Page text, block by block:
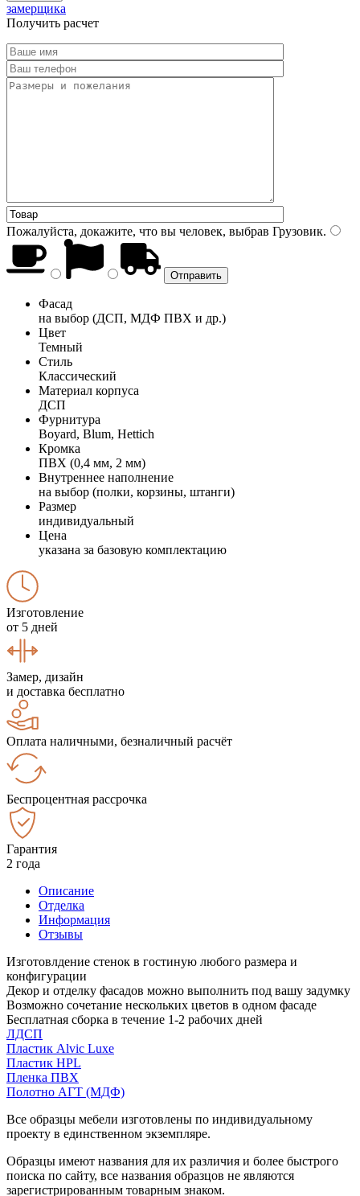
замерщика
Получить расчет
Пожалуйста, докажите, что вы человек, выбрав Грузовик.
Фасад
на выбор (ДСП, МДФ ПВХ и др.)
Цвет
Темный
Стиль
Классический
Материал корпуса
ДСП
Фурнитура
Boyard, Blum, Hettich
Кромка
ПВХ (0,4 мм, 2 мм)
Внутреннее наполнение
на выбор (полки, корзины, штанги)
Размер
индивидуальный
Цена
указана за базовую комплектацию
Изготовление
от 5 дней
Замер, дизайн
и доставка бесплатно
Оплата наличными, безналичный расчёт
Беспроцентная рассрочка
Гарантия
2 года
Описание
Отделка
Информация
Отзывы
Изготовлдение стенок в гостиную любого размера и
конфигурации
Декор и отделку фасадов можно выполнить под вашу задумку
Возможно сочетание нескольких цветов в одном фасаде
Бесплатная сборка в течение 1-2 рабочих дней
ЛДСП
Пластик Alvic Luxe
Пластик HPL
Пленка ПВХ
Полотно АГТ (МДФ)
Все образцы мебели изготовлены по индивидуальному
проекту в единственном экземпляре.
Образцы имеют названия для их различия и более быстрого
поиска по сайту, все названия образцов не являются
зарегистрированным товарным знаком.